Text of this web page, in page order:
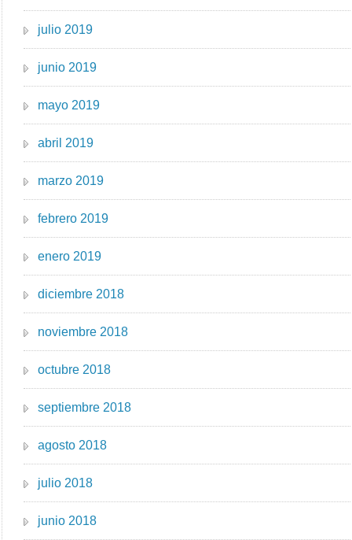
julio 2019
junio 2019
mayo 2019
abril 2019
marzo 2019
febrero 2019
enero 2019
diciembre 2018
noviembre 2018
octubre 2018
septiembre 2018
agosto 2018
julio 2018
junio 2018